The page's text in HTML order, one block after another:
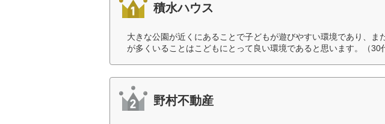
積水ハウス
大きな公園が近くにあることで子どもが遊びやすい環境であり、ま
が多くいることはこどもにとって良い環境であると思います。（30
野村不動産